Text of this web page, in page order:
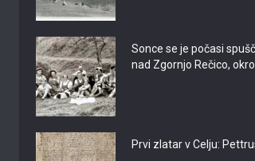
Sonce se je počasi
nad Zgornjo Rečico,
Prvi zlatar v Celju: